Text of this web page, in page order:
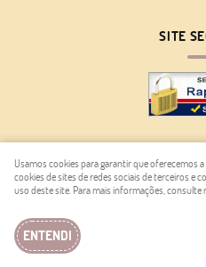
SITE
LOJA VIRTUAL CRIADA POR
Usamos cookies para garantir que oferecemos
cookies de sites de redes sociais de terceiros e
uso deste site. Para mais informações, consulte
ENTENDI